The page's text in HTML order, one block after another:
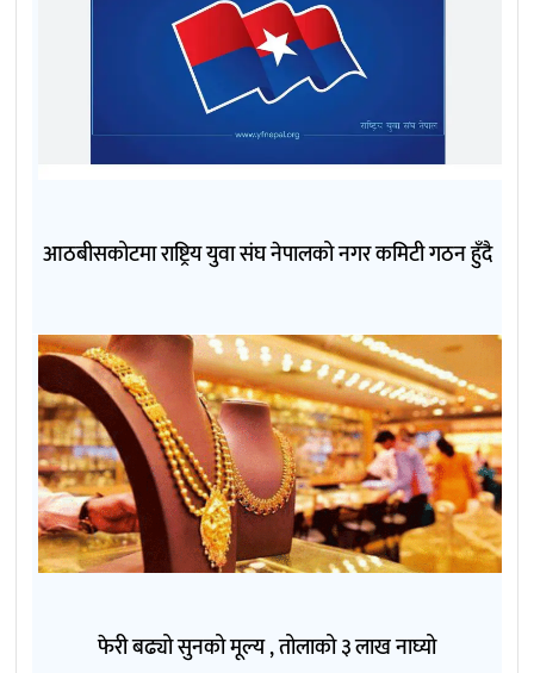
आठबीसकोटमा राष्ट्रिय युवा संघ नेपालको नगर कमिटी गठन हुँदै
फेरी बढ्यो सुनको मूल्य , तोलाको ३ लाख नाघ्यो